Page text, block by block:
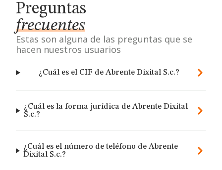
Preguntas
frecuentes
Estas son alguna de las preguntas que se
hacen nuestros usuarios
¿Cuál es el CIF de Abrente Dixital S.c.?
¿Cuál es la forma jurídica de Abrente Dixital
S.c.?
¿Cuál es el número de teléfono de Abrente
Dixital S.c.?